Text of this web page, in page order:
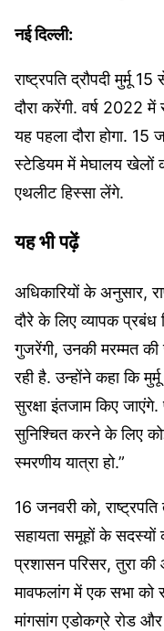
नई दिल्ली:
राष्ट्रपति द्रौपदी
दौरा करेंगी. वर्ष 2022 में
यह पहला दौरा होगा. 15
स्टेडियम में मेघालय खेलों
एथलीट हिस्सा लेंगे.
यह भी पढ़ें
अधिकारियों के अनुसार,
दौरे के लिए व्यापक
गुजरेंगी, उनकी मरम्मत की
रही है. उन्होंने कहा कि
सुरक्षा इंतजाम किए
सुनिश्चित करने के लिए
स्मरणीय यात्रा हो.”
16 जनवरी को,
सहायता समूहों के
प्रशासन परिसर, तुरा
मावफलांग में एक सभा को
मांगसांग एडोकग्रे रोड और